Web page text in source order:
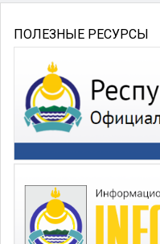
ПОЛЕЗНЫЕ РЕСУРСЫ